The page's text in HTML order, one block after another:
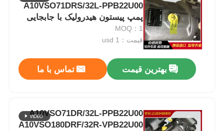
A10VSO71DRS/32L-PPB22U00
پمپ پیستون هیدرولیک با جابجایی
متغیر
MOQ：1
قیمت：usd 1
بهترین قیمت تماس با ما
A10VSO71DR/32L-PPB22U00
A10VSO180DRF/32R-VPB22U00